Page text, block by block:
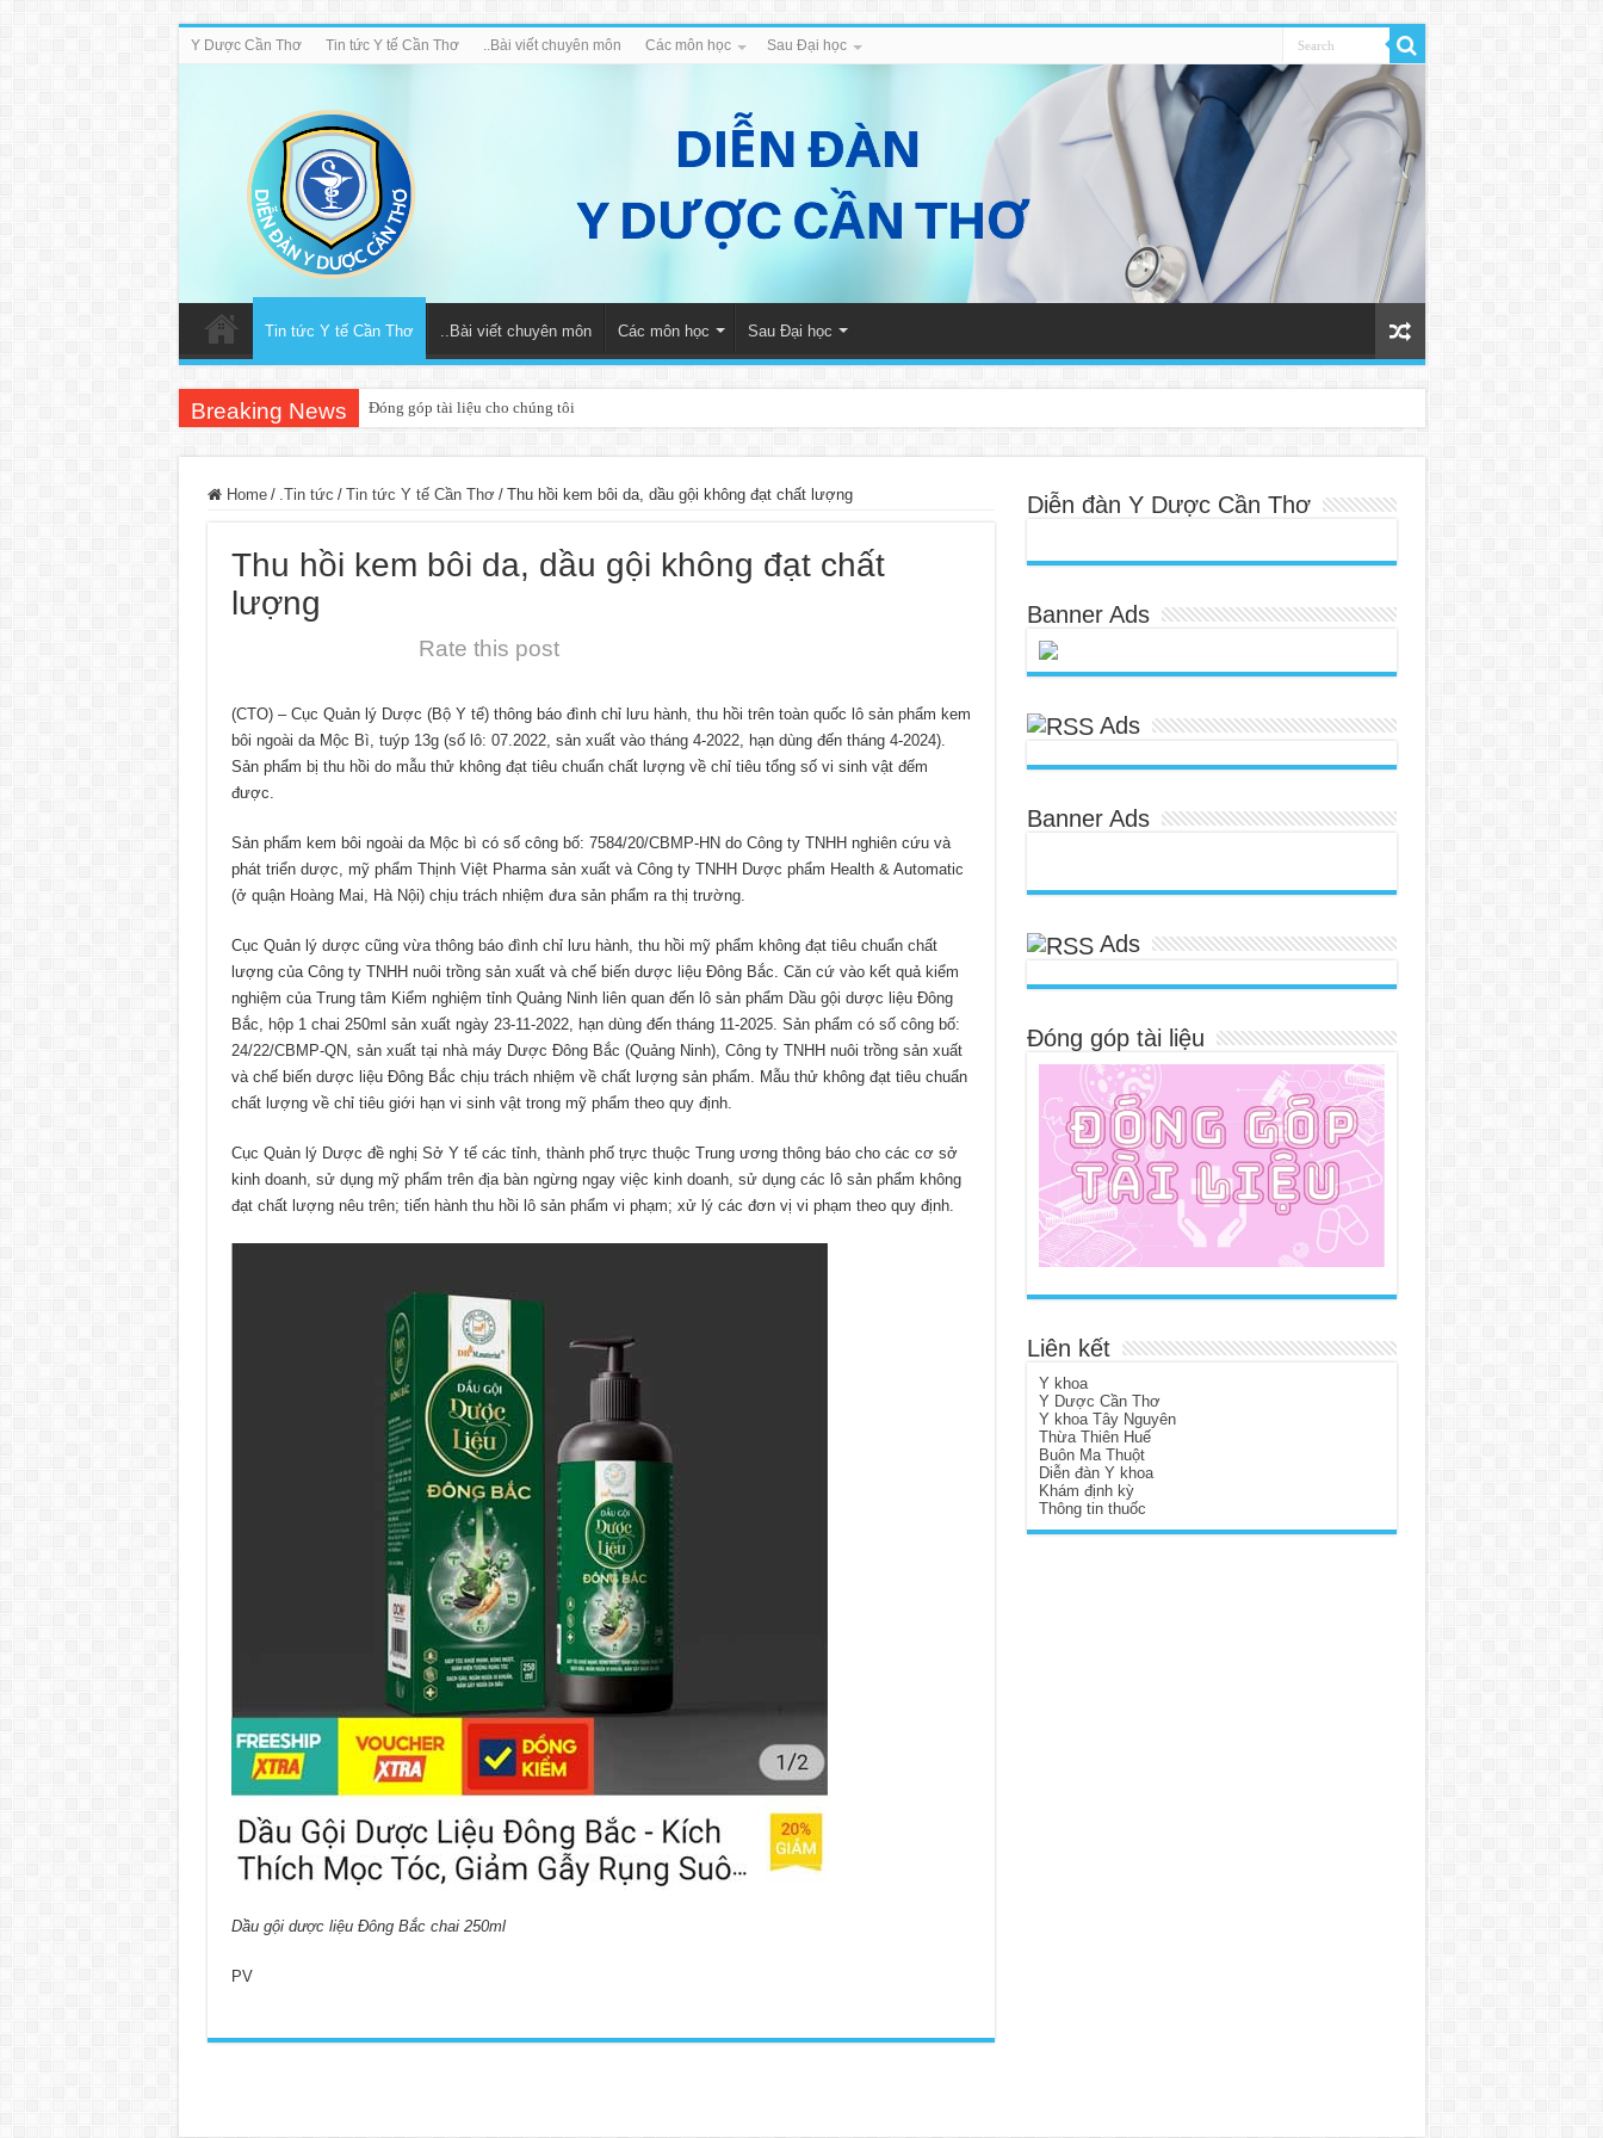
Y Dược Cần Thơ Tin tức Y tế Cần Thơ ..Bài viết chuyên môn Các môn học Sau Đại học
Tin tức Y tế Cần Thơ ..Bài viết chuyên môn Các môn học Sau Đại học
Breaking News Đóng góp tài liệu cho chúng tôi
Home / .Tin tức / Tin tức Y tế Cần Thơ / Thu hồi kem bôi da, dầu gội không đạt chất lượng
Thu hồi kem bôi da, dầu gội không đạt chất
lượng
Rate this post
(CTO) – Cục Quản lý Dược (Bộ Y tế) thông báo đình chỉ lưu hành, thu hồi trên toàn quốc lô sản phẩm kem
bôi ngoài da Mộc Bì, tuýp 13g (số lô: 07.2022, sản xuất vào tháng 4-2022, hạn dùng đến tháng 4-2024).
Sản phẩm bị thu hồi do mẫu thử không đạt tiêu chuẩn chất lượng về chỉ tiêu tổng số vi sinh vật đếm
được.
Sản phẩm kem bôi ngoài da Mộc bì có số công bố: 7584/20/CBMP-HN do Công ty TNHH nghiên cứu và
phát triển dược, mỹ phẩm Thịnh Việt Pharma sản xuất và Công ty TNHH Dược phẩm Health & Automatic
(ở quận Hoàng Mai, Hà Nội) chịu trách nhiệm đưa sản phẩm ra thị trường.
Cục Quản lý dược cũng vừa thông báo đình chỉ lưu hành, thu hồi mỹ phẩm không đạt tiêu chuẩn chất
lượng của Công ty TNHH nuôi trồng sản xuất và chế biến dược liệu Đông Bắc. Căn cứ vào kết quả kiểm
nghiệm của Trung tâm Kiểm nghiệm tỉnh Quảng Ninh liên quan đến lô sản phẩm Dầu gội dược liệu Đông
Bắc, hộp 1 chai 250ml sản xuất ngày 23-11-2022, hạn dùng đến tháng 11-2025. Sản phẩm có số công bố:
24/22/CBMP-QN, sản xuất tại nhà máy Dược Đông Bắc (Quảng Ninh), Công ty TNHH nuôi trồng sản xuất
và chế biến dược liệu Đông Bắc chịu trách nhiệm về chất lượng sản phẩm. Mẫu thử không đạt tiêu chuẩn
chất lượng về chỉ tiêu giới hạn vi sinh vật trong mỹ phẩm theo quy định.
Cục Quản lý Dược đề nghị Sở Y tế các tỉnh, thành phố trực thuộc Trung ương thông báo cho các cơ sở
kinh doanh, sử dụng mỹ phẩm trên địa bàn ngừng ngay việc kinh doanh, sử dụng các lô sản phẩm không
đạt chất lượng nêu trên; tiến hành thu hồi lô sản phẩm vi phạm; xử lý các đơn vị vi phạm theo quy định.
Dầu gội dược liệu Đông Bắc chai 250ml
PV
Diễn đàn Y Dược Cần Thơ
Banner Ads
Ads
Banner Ads
Ads
Đóng góp tài liệu
Liên kết
Y khoa
Y Dược Cần Thơ
Y khoa Tây Nguyên
Thừa Thiên Huế
Buôn Ma Thuột
Diễn đàn Y khoa
Khám định kỳ
Thông tin thuốc